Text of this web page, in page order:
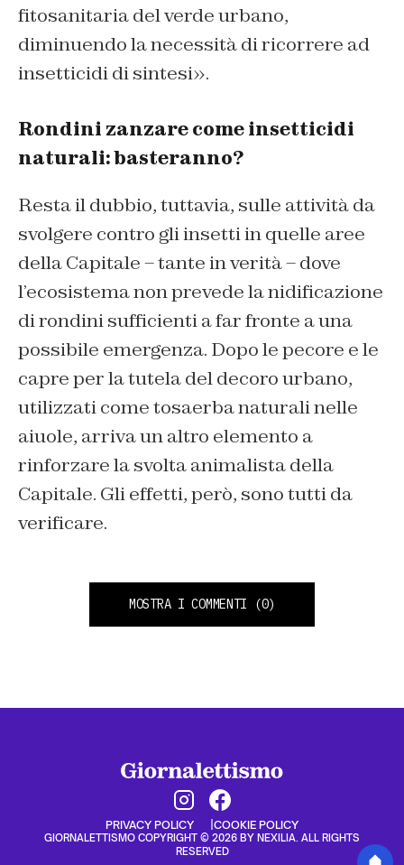
fitosanitaria del verde urbano,
diminuendo la necessità di ricorrere ad
insetticidi di sintesi».
Rondini zanzare come insetticidi
naturali: basteranno?
Resta il dubbio, tuttavia, sulle attività da
svolgere contro gli insetti in quelle aree
della Capitale – tante in verità – dove
l’ecosistema non prevede la nidificazione
di rondini sufficienti a far fronte a una
possibile emergenza. Dopo le pecore e le
capre per la tutela del decoro urbano,
utilizzati come tosaerba naturali nelle
aiuole, arriva un altro elemento a
rinforzare la svolta animalista della
Capitale. Gli effetti, però, sono tutti da
verificare.
MOSTRA I COMMENTI (0)
PRIVACY POLICY COOKIE POLICY
GIORNALETTISMO COPYRIGHT © 2026 BY NEXILIA. ALL RIGHTS
RESERVED